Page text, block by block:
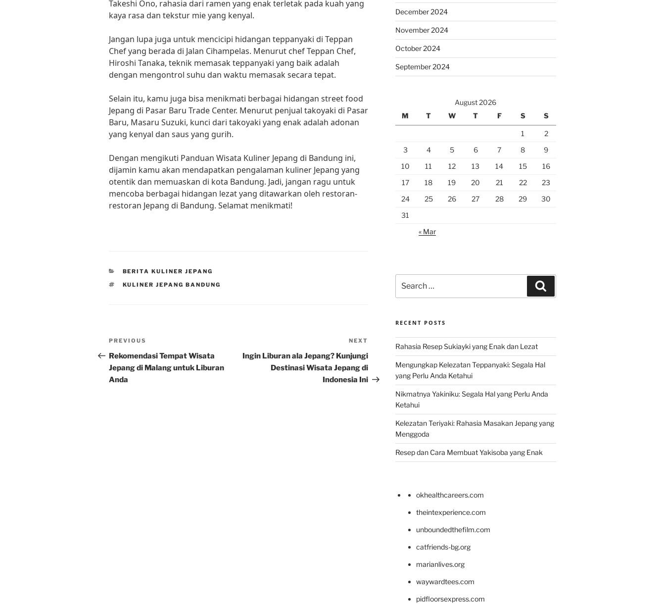
Takeshi Ono, rahasia dari ramen yang enak terletak pada kuah yang
kaya rasa dan tekstur mie yang kenyal.
Jangan lupa juga untuk mencicipi hidangan teppanyaki di Teppan
Chef yang berada di Jalan Cihampelas. Menurut chef Teppan Chef,
Hiroshi Tanaka, teknik memasak teppanyaki yang baik adalah
dengan mengontrol suhu dan waktu memasak secara tepat.
Selain itu, kamu juga bisa menikmati berbagai hidangan street food
Jepang di Pasar Baru Trade Center. Menurut penjual takoyaki di Pasar
Baru, Masaru Suzuki, kunci dari takoyaki yang enak adalah adonan
yang kenyal dan saus yang gurih.
Dengan mengikuti Panduan Wisata Kuliner Jepang di Bandung ini,
dijamin kamu akan mendapatkan pengalaman kuliner Jepang yang
otentik dan memuaskan di kota Bandung. Jadi, jangan ragu untuk
mencoba berbagai hidangan lezat yang ditawarkan oleh restoran-
restoran Jepang di Bandung. Selamat menikmati!
CATEGORIES
BERITA KULINER JEPANG
TAGS
KULINER JEPANG BANDUNG
Post
navigation
Previous
Post
PREVIOUS
Rekomendasi Tempat Wisata
Jepang di Malang untuk Liburan
Anda
Post
NEXT
Ingin Liburan ala Jepang? Kunjungi
Destinasi Wisata Jepang di
Indonesia Ini
December 2024
November 2024
October 2024
September 2024
August 2026
M
T W T F S S
1
2
3
4 5 6 7 8
9
10
11 12 13 14 15
16
17
18 19 20 21 22
23
24
25 26 27 28 29
30
31
« Mar
for:
RECENT POSTS
Rahasia Resep Sukiayki yang Enak dan Lezat
Mengungkap Kelezatan Teppanyaki: Segala Hal
yang Perlu Anda Ketahui
Nikmatnya Yakiniku: Segala Hal yang Perlu Anda
Ketahui
Kelezatan Teriyaki: Rahasia Masakan Jepang yang
Menggoda
Resep dan Cara Membuat Yakisoba yang Enak
okhealthcareers.com
theintexperience.com
unboundedthefilm.com
catfriends-bg.org
marianlives.org
waywardtees.com
pidfloorsexpress.com